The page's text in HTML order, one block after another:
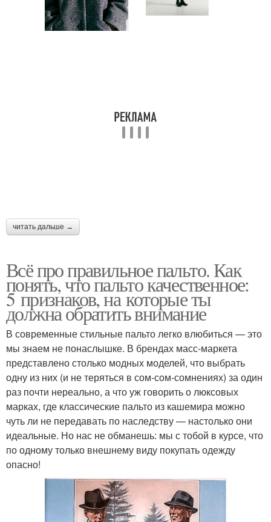
читать дальше →
Всё про правильное пальто. Как
понять, что пальто качественное:
5 признаков, на которые ты
должна обратить внимание
В современные стильные пальто легко влюбиться — это
мы знаем не понаслышке. В брендах масс-маркета
представлено столько модных моделей, что выбрать
одну из них (и не теряться в сом-сом-сомнениях) за один
раз почти нереально, а что уж говорить о люксовых
марках, где классические пальто из кашемира можно
чуть ли не передавать по наследству — настолько они
идеальные. Но нас не обманешь: мы с тобой в курсе, что
по одному только внешнему виду покупать одежду
опасно!